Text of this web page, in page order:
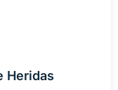
Heridas